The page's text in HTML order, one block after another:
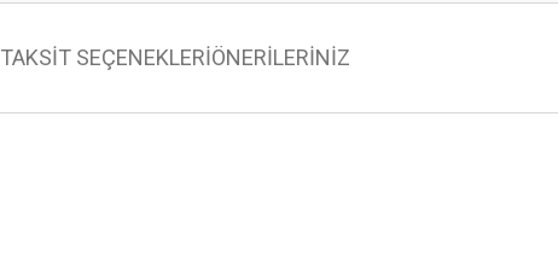
TAKSİT SEÇENEKLERİÖNERİLERİNİZ